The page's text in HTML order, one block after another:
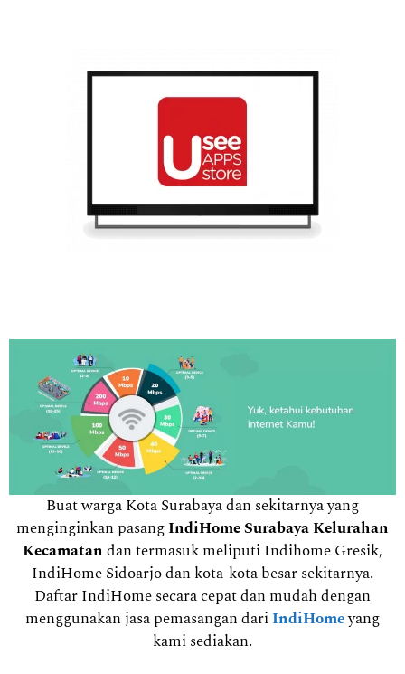
Buat warga Kota Surabaya dan sekitarnya yang
menginginkan pasangIndiHome Surabaya Kelurahan
Kecamatandan termasuk meliputi Indihome Gresik,
IndiHome Sidoarjo dan kota-kota besar sekitarnya.
Daftar IndiHome secara cepat dan mudah dengan
menggunakan jasa pemasangan dariIndiHomeyang
kami sediakan.